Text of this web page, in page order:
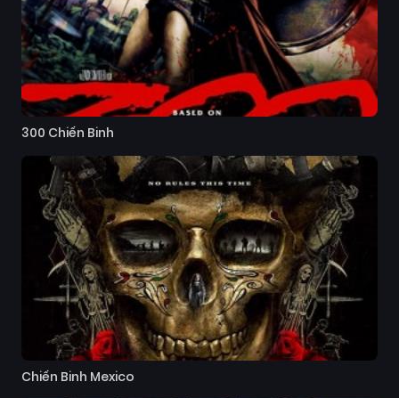
300 Chiến Binh
Chiến Binh Mexico